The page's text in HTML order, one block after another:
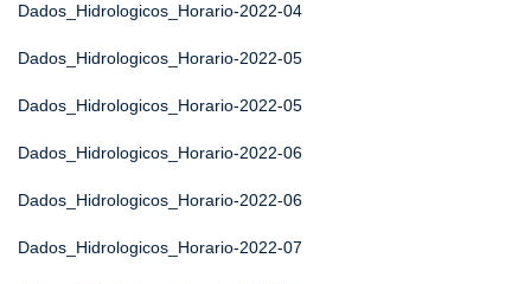
Dados_Hidrologicos_Horario-2022-04
Dados_Hidrologicos_Horario-2022-05
Dados_Hidrologicos_Horario-2022-05
Dados_Hidrologicos_Horario-2022-06
Dados_Hidrologicos_Horario-2022-06
Dados_Hidrologicos_Horario-2022-07